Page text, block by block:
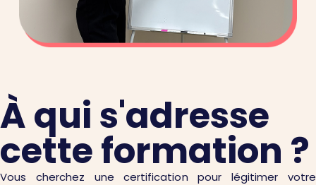
À qui s'adresse
cette formation ?
Vous cherchez une certification pour légitimer votre